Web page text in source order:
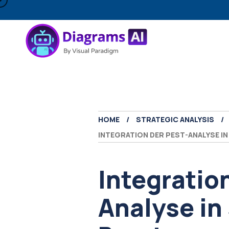
HOME
STRATEGIC ANALYSIS
INTEGRATION DER PEST-ANALYSE
Analyse